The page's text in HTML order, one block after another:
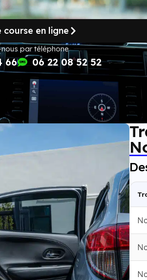
course en ligne
par téléphone
66 06 22 08 52 52